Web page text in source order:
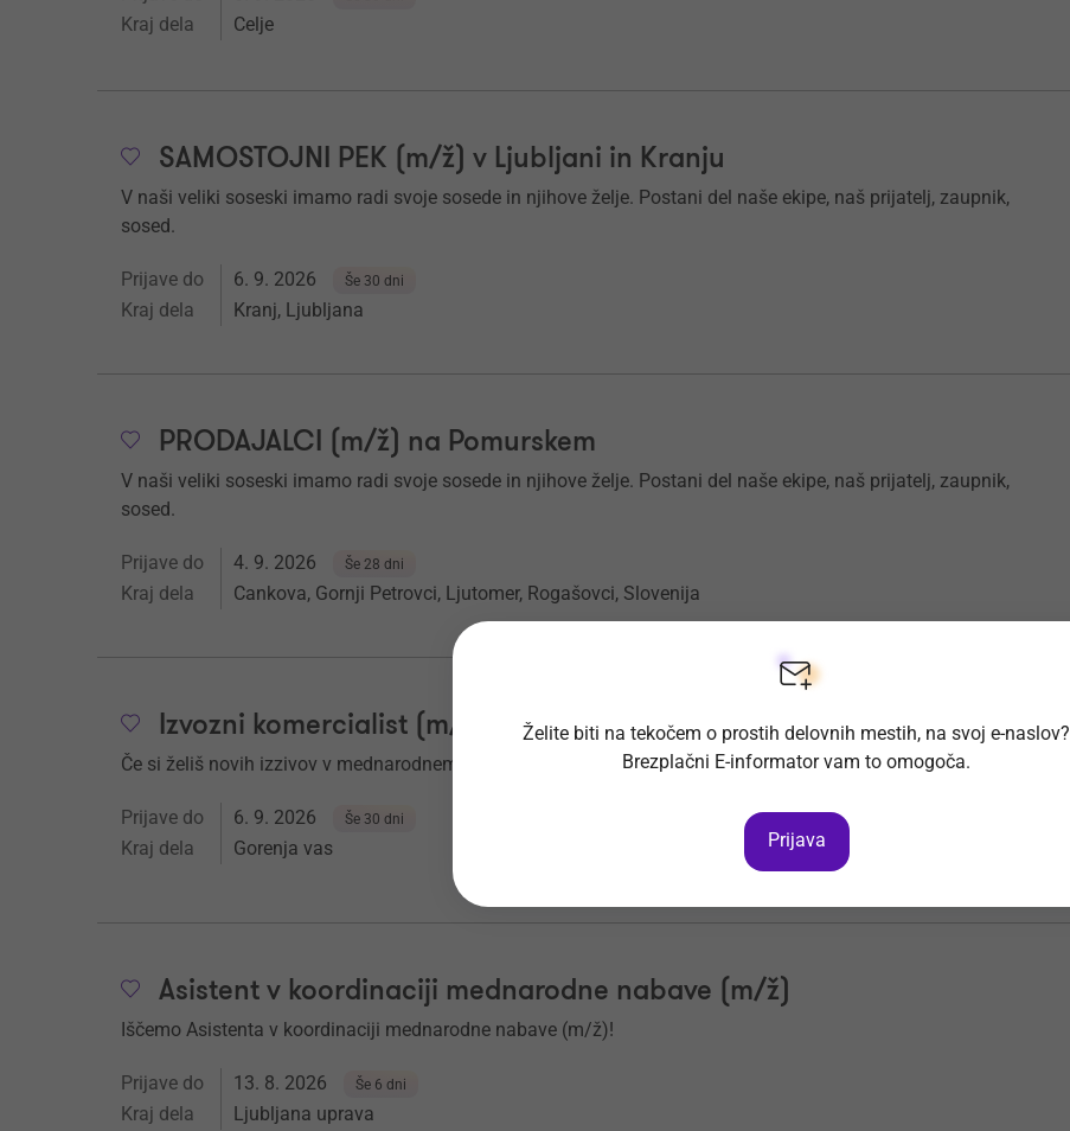
Kraj dela Celje
SAMOSTOJNI PEK (m/ž) v Ljubljani in Kranju
V naši veliki soseski imamo radi svoje sosede in njihove želje. Postani del naše ekipe, naš prijatelj, zaupnik,
sosed.
Prijave do 6. 9. 2026 Še 30 dni
Kraj dela Kranj, Ljubljana
PRODAJALCI (m/ž) na Pomurskem
V naši veliki soseski imamo radi svoje sosede in njihove želje. Postani del naše ekipe, naš prijatelj, zaupnik,
sosed.
Prijave do 4. 9. 2026 Še 28 dni
Kraj dela Cankova, Gornji Petrovci, Ljutomer, Rogašovci, Slovenija
Izvozni komercialist (m/ž)
Če si želiš novih izzivov v mednarodnem okolju in priložnosti za rast, te vabimo, da se nam pridružiš!
Prijave do 6. 9. 2026 Še 30 dni
Kraj dela Gorenja vas
Asistent v koordinaciji mednarodne nabave (m/ž)
Iščemo Asistenta v koordinaciji mednarodne nabave (m/ž)!
Prijave do 13. 8. 2026 Še 6 dni
Kraj dela Ljubljana uprava
Želite biti na tekočem o prostih delovnih mestih, na svoj e-naslov?
Brezplačni E-informator vam to omogoča.
Prijava